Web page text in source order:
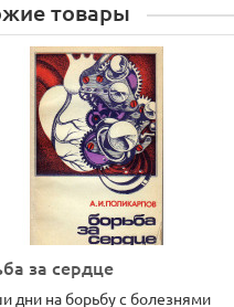
товары
за сердце
дни на борьбу с болезнями